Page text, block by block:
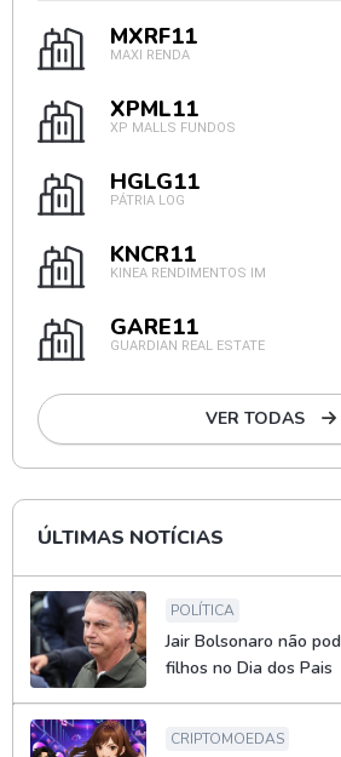
MXRF11
MAXI RENDA
XPML11
XP MALLS FUNDOS
HGLG11
PÁTRIA LOG
KNCR11
KINEA RENDIMENTOS IM
GARE11
GUARDIAN REAL ESTATE
VER TODAS
ÚLTIMAS NOTÍCIAS
POLÍTICA
Jair Bolsonaro não
filhos no Dia dos Pais
CRIPTOMOEDAS